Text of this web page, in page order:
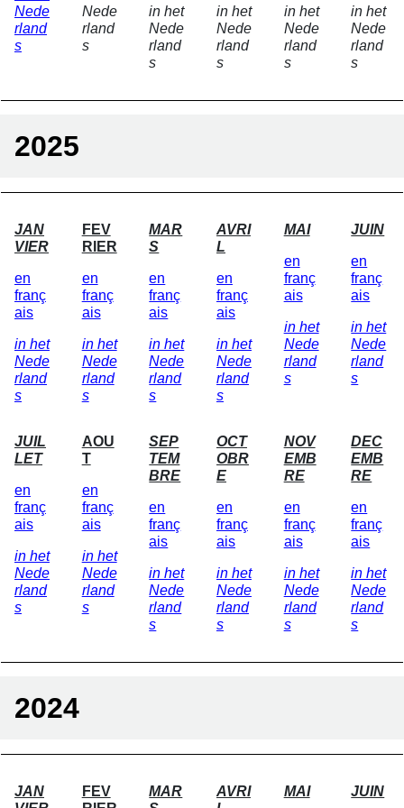
Nede
rland
s
Nede
rland
s
in het
Nede
rland
s
in het
Nede
rland
s
in het
Nede
rland
s
in het
Nede
rland
s
2025
JAN
VIER
en
franç
ais
in het
Nede
rland
s
FEV
RIER
en
franç
ais
in het
Nede
rland
s
MAR
S
en
franç
ais
in het
Nede
rland
s
AVRI
L
en
franç
ais
in het
Nede
rland
s
MAI
en
franç
ais
in het
Nede
rland
s
JUIN
en
franç
ais
in het
Nede
rland
s
JUIL
LET
en
franç
ais
in het
Nede
rland
s
AOU
T
en
franç
ais
in het
Nede
rland
s
SEP
TEM
BRE
en
franç
ais
in het
Nede
rland
s
OCT
OBR
E
en
franç
ais
in het
Nede
rland
s
NOV
EMB
RE
en
franç
ais
in het
Nede
rland
s
DEC
EMB
RE
en
franç
ais
in het
Nede
rland
s
2024
JAN
FEV
MAR
AVRI
MAI JUIN